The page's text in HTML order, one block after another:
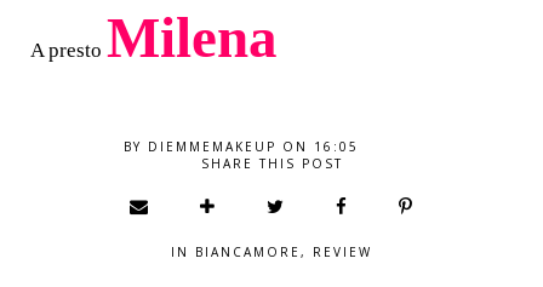
A presto Milena
BY DIEMMEMAKEUP ON 16:05
SHARE THIS POST
IN BIANCAMORE , REVIEW